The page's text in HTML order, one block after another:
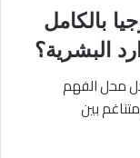
بالكامل
البشرية؟
محل الفهم
بين